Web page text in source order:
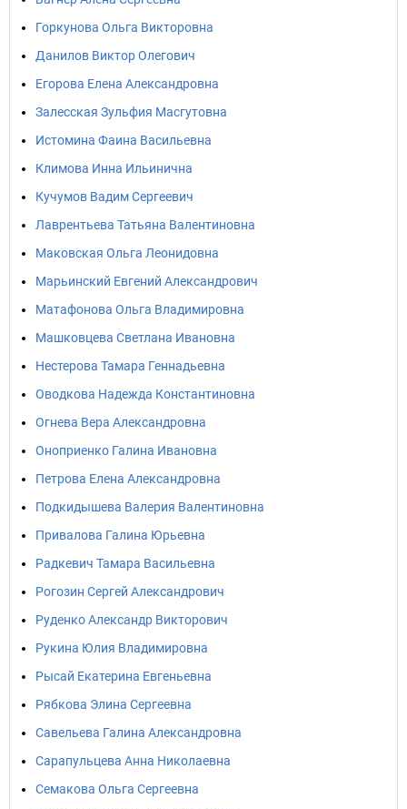
Горкунова Ольга Викторовна
Данилов Виктор Олегович
Егорова Елена Александровна
Залесская Зульфия Масгутовна
Истомина Фаина Васильевна
Климова Инна Ильинична
Кучумов Вадим Сергеевич
Лаврентьева Татьяна Валентиновна
Маковская Ольга Леонидовна
Марьинский Евгений Александрович
Матафонова Ольга Владимировна
Машковцева Светлана Ивановна
Нестерова Тамара Геннадьевна
Оводкова Надежда Константиновна
Огнева Вера Александровна
Оноприенко Галина Ивановна
Петрова Елена Александровна
Подкидышева Валерия Валентиновна
Привалова Галина Юрьевна
Радкевич Тамара Васильевна
Рогозин Сергей Александрович
Руденко Александр Викторович
Рукина Юлия Владимировна
Рысай Екатерина Евгеньевна
Рябкова Элина Сергеевна
Савельева Галина Александровна
Сарапульцева Анна Николаевна
Семакова Ольга Сергеевна